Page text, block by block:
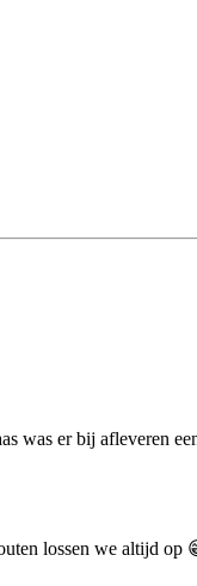
was er bij afleveren
lossen we altijd op